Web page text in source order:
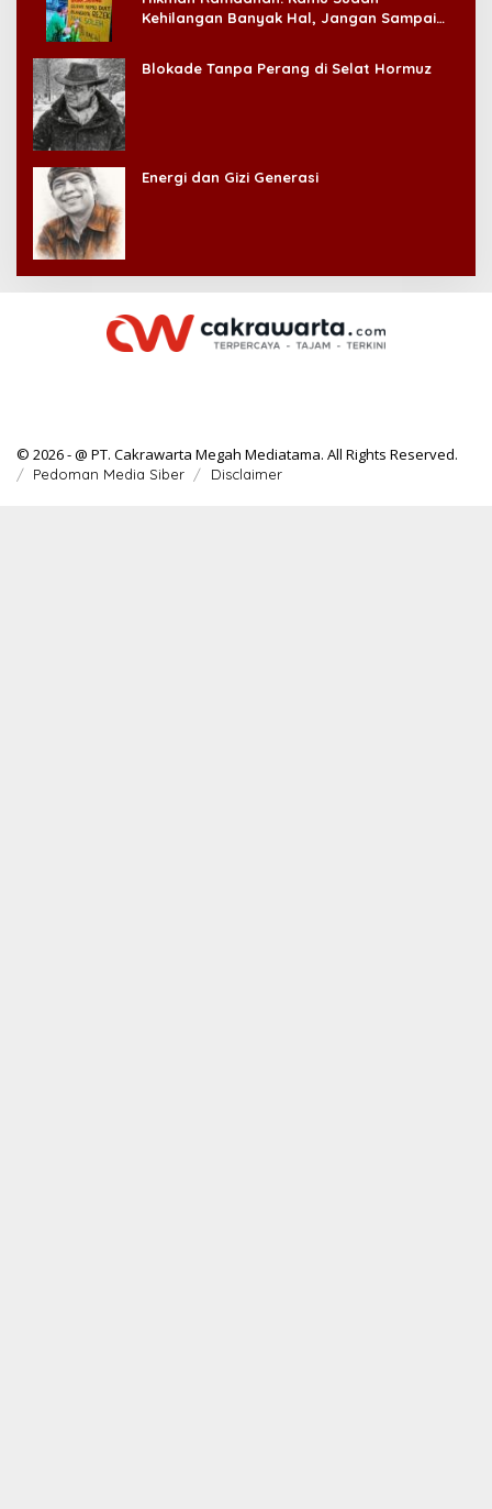
Kehilangan Banyak Hal, Jangan Sampai
Blokade Tanpa Perang di Selat Hormuz
Energi dan Gizi Generasi
© 2026 - @ PT. Cakrawarta Megah Mediatama. All Rights Reserved.
Pedoman Media Siber Disclaimer